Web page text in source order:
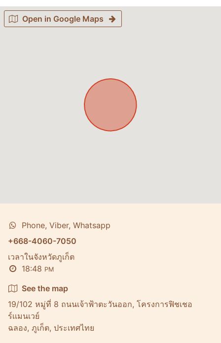
Open in Google Maps
Phone, Viber, Whatsapp
+668-4060-7050
เวลาในจังหวัดภูเก็ต
18:48 PM
See the map
19/102 หมู่ที่ 8 ถนนเจ้าฟ้าตะวันออก, โครงการฟิชเชอ
ร์เเมนเวย์
ฉลอง, ภูเก็ต, ประเทศไทย